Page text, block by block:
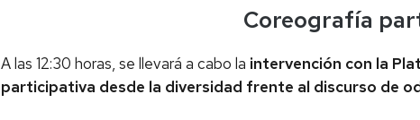
Coreografía
A las 12:30 horas, se llevará a cabo la intervención con la
participativa desde la diversidad frente al discurso de